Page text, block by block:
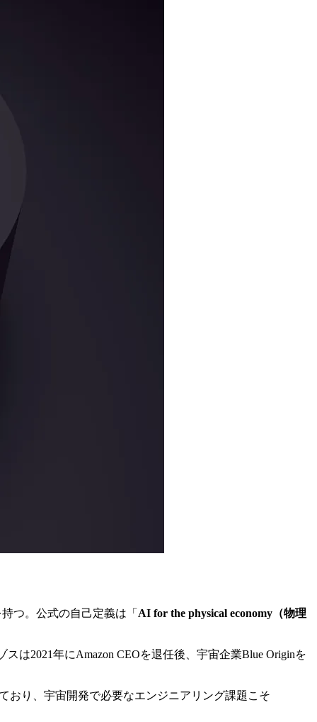
つ。公式の自己定義は「 AI for the physical economy（物理
は2021年にAmazon CEOを退任後、宇宙企業Blue Originを
おり、宇宙開発で必要なエンジニアリング課題こそ